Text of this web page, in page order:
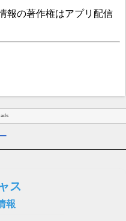
報の著作権はアプリ配信
ス
報